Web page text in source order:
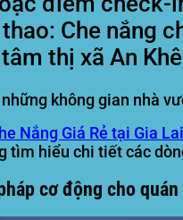
Che nắng
thị xã An
không gian nhà
Nắng Giá Rẻ tại Gia Lai
tìm hiểu chi tiết các
cơ động cho